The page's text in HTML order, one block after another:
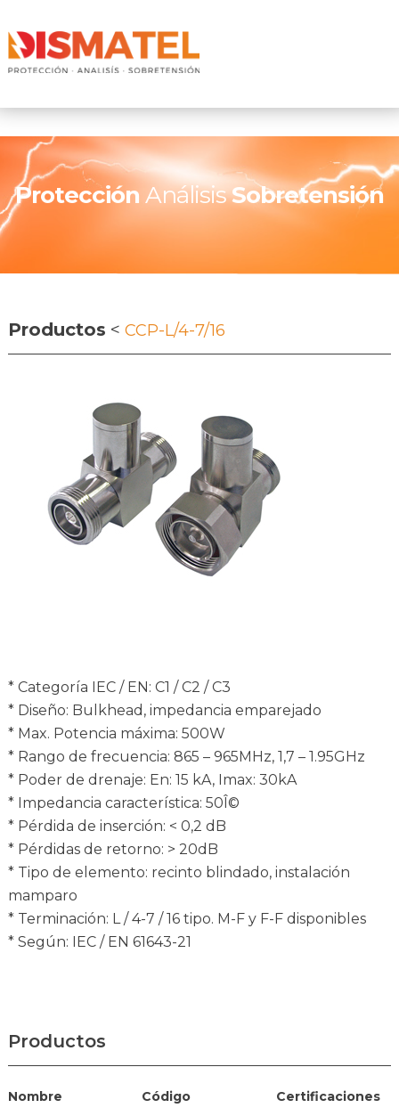
Protección AnálisisSobretensión
Productos < CCP-L/4-7/16
* Categoría IEC / EN: C1 / C2 / C3
* Diseño: Bulkhead, impedancia emparejado
* Max. Potencia máxima: 500W
* Rango de frecuencia: 865 – 965MHz, 1,7 – 1.95GHz
* Poder de drenaje: En: 15 kA, Imax: 30kA
* Impedancia característica: 50Î©
* Pérdida de inserción: < 0,2 dB
* Pérdidas de retorno: > 20dB
* Tipo de elemento: recinto blindado, instalación
mamparo
* Terminación: L / 4-7 / 16 tipo. M-F y F-F disponibles
* Según: IEC / EN 61643-21
Productos
Nombre Código Certificaciones